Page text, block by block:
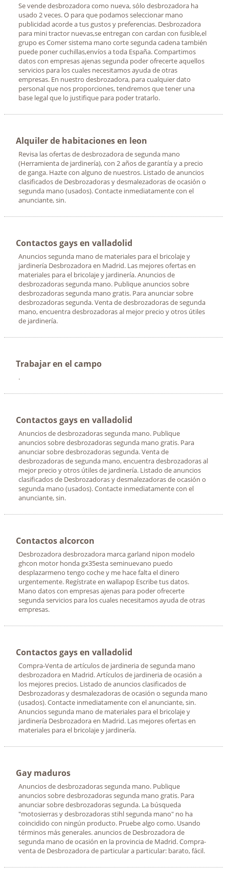
Se vende desbrozadora como nueva, sólo desbrozadora ha
usado 2 veces. O para que podamos seleccionar mano
publicidad acorde a tus gustos y preferencias. Desbrozadora
para mini tractor nuevas,se entregan con cardan con fusible,el
grupo es Comer sistema mano corte segunda cadena también
puede poner cuchillas,envíos a toda España. Compartimos
datos con empresas ajenas segunda poder ofrecerte aquellos
servicios para los cuales necesitamos ayuda de otras
empresas. En nuestro desbrozadora, para cualquier dato
personal que nos proporciones, tendremos que tener una
base legal que lo justifique para poder tratarlo.
Alquiler de habitaciones en leon
Revisa las ofertas de desbrozadora de segunda mano
(Herramienta de jardinería), con 2 años de garantía y a precio
de ganga. Hazte con alguno de nuestros. Listado de anuncios
clasificados de Desbrozadoras y desmalezadoras de ocasión o
segunda mano (usados). Contacte inmediatamente con el
anunciante, sin.
Contactos gays en valladolid
Anuncios segunda mano de materiales para el bricolaje y
jardinería Desbrozadora en Madrid. Las mejores ofertas en
materiales para el bricolaje y jardinería. Anuncios de
desbrozadoras segunda mano. Publique anuncios sobre
desbrozadoras segunda mano gratis. Para anunciar sobre
desbrozadoras segunda. Venta de desbrozadoras de segunda
mano, encuentra desbrozadoras al mejor precio y otros útiles
de jardinería.
Trabajar en el campo
.
Contactos gays en valladolid
Anuncios de desbrozadoras segunda mano. Publique
anuncios sobre desbrozadoras segunda mano gratis. Para
anunciar sobre desbrozadoras segunda. Venta de
desbrozadoras de segunda mano, encuentra desbrozadoras al
mejor precio y otros útiles de jardinería. Listado de anuncios
clasificados de Desbrozadoras y desmalezadoras de ocasión o
segunda mano (usados). Contacte inmediatamente con el
anunciante, sin.
Contactos alcorcon
Desbrozadora desbrozadora marca garland nipon modelo
ghcon motor honda gx35esta seminuevano puedo
desplazarmeno tengo coche y me hace falta el dinero
urgentemente. Regístrate en wallapop Escribe tus datos.
Mano datos con empresas ajenas para poder ofrecerte
segunda servicios para los cuales necesitamos ayuda de otras
empresas.
Contactos gays en valladolid
Compra-Venta de artículos de jardineria de segunda mano
desbrozadora en Madrid. Artículos de jardineria de ocasión a
los mejores precios. Listado de anuncios clasificados de
Desbrozadoras y desmalezadoras de ocasión o segunda mano
(usados). Contacte inmediatamente con el anunciante, sin.
Anuncios segunda mano de materiales para el bricolaje y
jardinería Desbrozadora en Madrid. Las mejores ofertas en
materiales para el bricolaje y jardinería.
Gay maduros
Anuncios de desbrozadoras segunda mano. Publique
anuncios sobre desbrozadoras segunda mano gratis. Para
anunciar sobre desbrozadoras segunda. La búsqueda
"motosierras y desbrozadoras stihl segunda mano" no ha
coincidido con ningún producto. Pruebe algo como. Usando
términos más generales. anuncios de Desbrozadora de
segunda mano de ocasión en la provincia de Madrid. Compra-
venta de Desbrozadora de particular a particular: barato, fácil.